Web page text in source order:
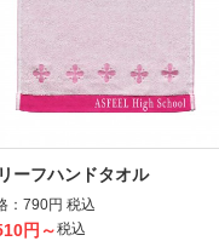
ンを表現
ーフハンドタオル
： 790円 税込
円～税込